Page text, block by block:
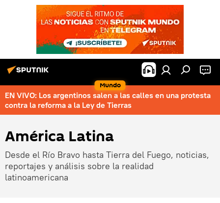
Mundo
EN VIVO: Los argentinos salen a las calles en una protesta
contra la reforma a la Ley de Tierras
América Latina
Desde el Río Bravo hasta Tierra del Fuego, noticias,
reportajes y análisis sobre la realidad
latinoamericana